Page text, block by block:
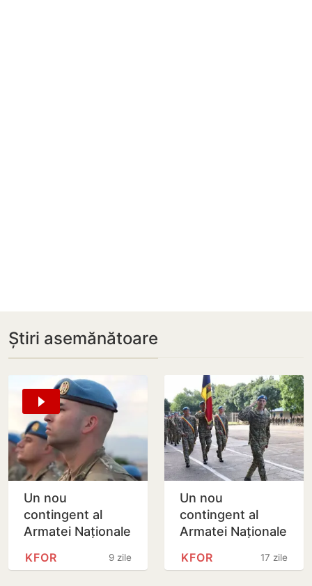
Știri asemănătoare
Un nou
contingent al
Armatei Naționale
misiunea de
9 zile
KFOR
Un nou
contingent al
Armatei Naționale
de menținere a17 zile
KFOR